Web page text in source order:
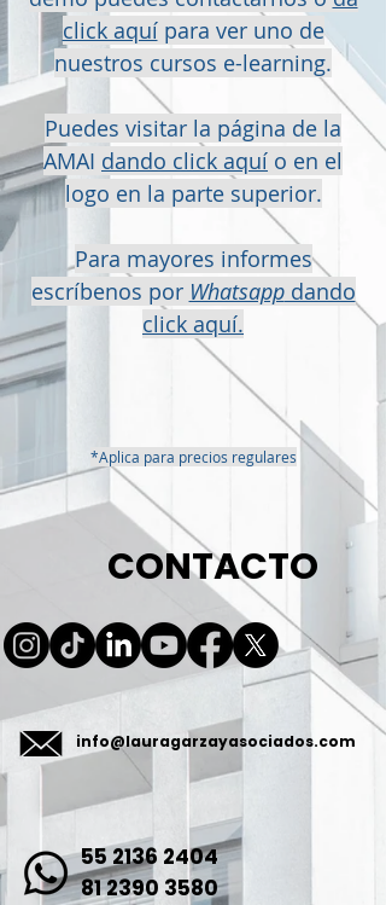
click aquípara ver uno de
nuestros cursos e-learning.
Puedes visitar la página de la
AMAI dando click aquí o en el
logo en la parte superior.
Para mayores informes
escríbenos por Whatsappdando
click aquí.
*Aplica para precios regulares
CONTACTO
info@lauragarzayasociados.com
55 2136 2404
81 2390 3580